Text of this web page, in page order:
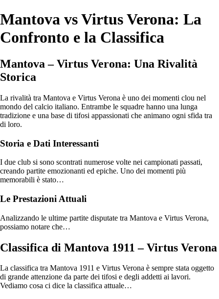
Mantova vs Virtus Verona: La
Confronto e la Classifica
Mantova – Virtus Verona: Una Rivalità
Storica
La rivalità tra Mantova e Virtus Verona è uno dei momenti clou nel
mondo del calcio italiano. Entrambe le squadre hanno una lunga
tradizione e una base di tifosi appassionati che animano ogni sfida tra
di loro.
Storia e Dati Interessanti
I due club si sono scontrati numerose volte nei campionati passati,
creando partite emozionanti ed epiche. Uno dei momenti più
memorabili è stato…
Le Prestazioni Attuali
Analizzando le ultime partite disputate tra Mantova e Virtus Verona,
possiamo notare che…
Classifica di Mantova 1911 – Virtus Verona
La classifica tra Mantova 1911 e Virtus Verona è sempre stata oggetto
di grande attenzione da parte dei tifosi e degli addetti ai lavori.
Vediamo cosa ci dice la classifica attuale…